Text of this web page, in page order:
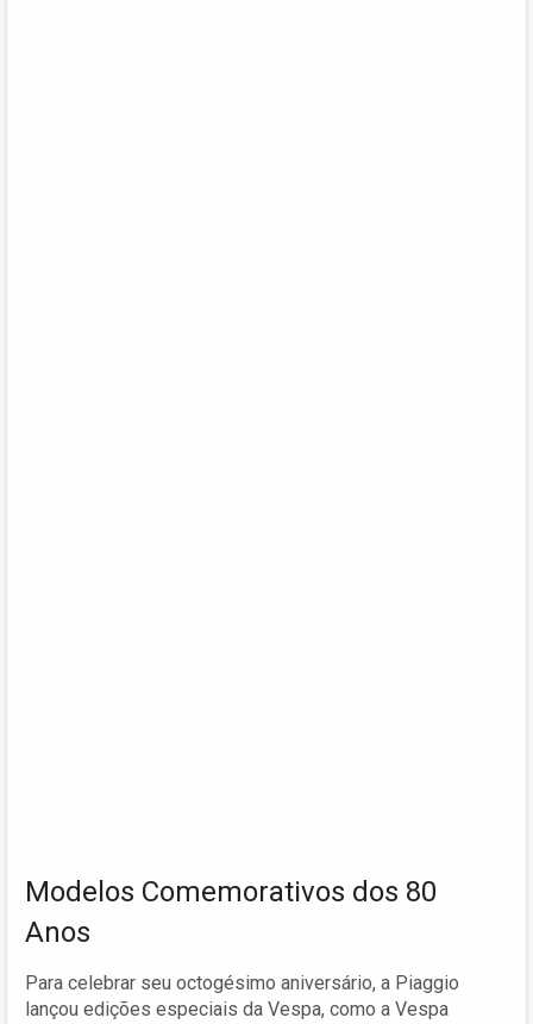
Modelos Comemorativos dos 80
Anos
Para celebrar seu octogésimo aniversário, a Piaggio
lançou edições especiais da Vespa, como a Vespa